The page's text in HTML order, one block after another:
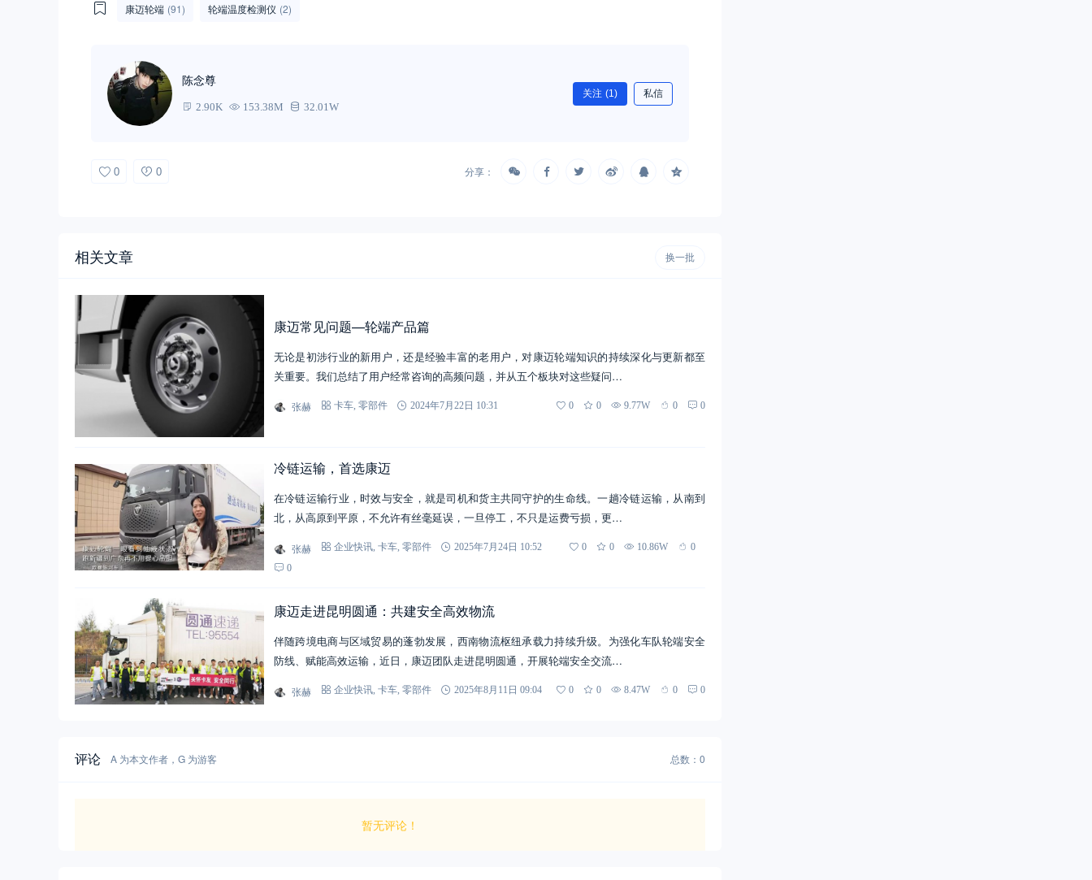
康迈轮端 (91) 轮端温度检测仪 (2)
陈念尊
2.90K 153.38M 32.01W
关注 (1) 私信
0 0 分享：
相关文章 换一批
康迈常见问题—轮端产品篇
无论是初涉行业的新用户，还是经验丰富的老用户，对康迈轮端知识的持续深化与更新都至
关重要。我们总结了用户经常咨询的高频问题，并从五个板块对这些疑问…
张赫 卡车, 零部件 2024年7月22日 10:31 0 0 9.77W 0 0
冷链运输，首选康迈
在冷链运输行业，时效与安全，就是司机和货主共同守护的生命线。一趟冷链运输，从南到
北，从高原到平原，不允许有丝毫延误，一旦停工，不只是运费亏损，更…
张赫 企业快讯, 卡车, 零部件 2025年7月24日 10:52 0 0 10.86W
0
0
康迈走进昆明圆通：共建安全高效物流
伴随跨境电商与区域贸易的蓬勃发展，西南物流枢纽承载力持续升级。为强化车队轮端安全
防线、赋能高效运输，近日，康迈团队走进昆明圆通，开展轮端安全交流…
张赫 企业快讯, 卡车, 零部件 2025年8月11日 09:04 0 0 8.47W 0 0
评论 A 为本文作者，G 为游客 总数：0
暂无评论！